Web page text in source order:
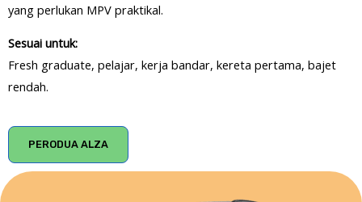
yang perlukan MPV praktikal.
Sesuai untuk:
Fresh graduate, pelajar, kerja bandar, kereta pertama, bajet
rendah.
PERODUA ALZA